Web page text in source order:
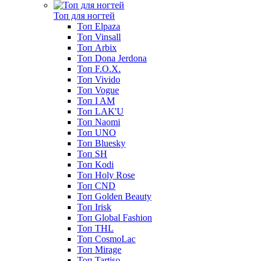
Топ для ногтей
Топ Elpaza
Топ Vinsall
Топ Arbix
Топ Dona Jerdona
Топ F.O.X.
Топ Vivido
Топ Vogue
Топ I AM
Топ LAK'U
Топ Naomi
Топ UNO
Топ Bluesky
Топ SH
Топ Kodi
Топ Holy Rose
Топ CND
Топ Golden Beauty
Топ Irisk
Топ Global Fashion
Топ THL
Топ CosmoLac
Топ Mirage